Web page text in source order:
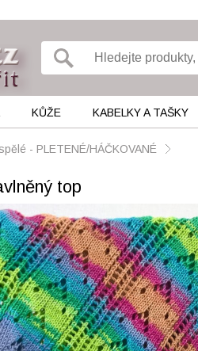
KŮŽE KABELKY A TAŠKY
- PLETENÉ/HÁČKOVANÉ
top